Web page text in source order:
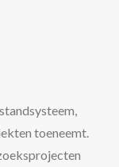
toeneemt.